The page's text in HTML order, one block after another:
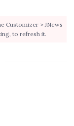
Customizer > JNews
to refresh it.